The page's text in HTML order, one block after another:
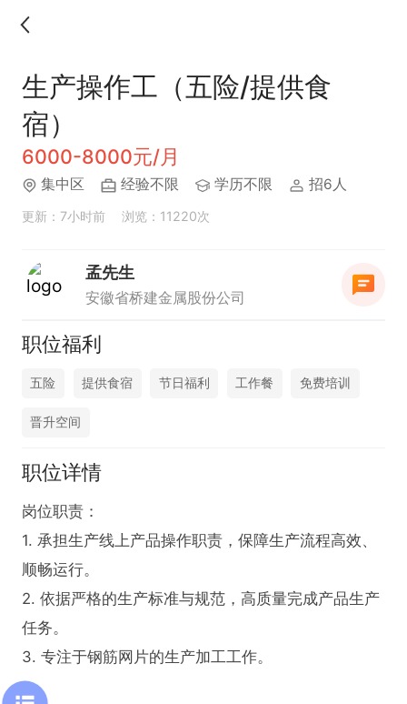
生产操作工（五险/提供食
宿）
6000-8000元/月
集中区 经验不限 学历不限 招6人
更新：7小时前 浏览：11220次
孟先生
安徽省桥建金属股份公司
职位福利
五险 提供食宿 节日福利 工作餐 免费培训
晋升空间
职位详情
岗位职责：
1. 承担生产线上产品操作职责，保障生产流程高效、
顺畅运行。
2. 依据严格的生产标准与规范，高质量完成产品生产
任务。
3. 专注于钢筋网片的生产加工工作。